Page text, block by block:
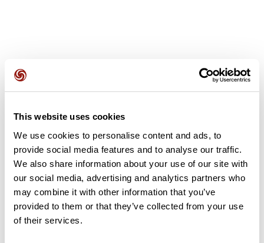
This website uses cookies
We use cookies to personalise content and ads, to
provide social media features and to analyse our traffic.
We also share information about your use of our site with
our social media, advertising and analytics partners who
may combine it with other information that you’ve
provided to them or that they’ve collected from your use
of their services.
Avis des utilisateurs
Soyez le premier à ajouter un avis !
Ajouter un avis
Résumé